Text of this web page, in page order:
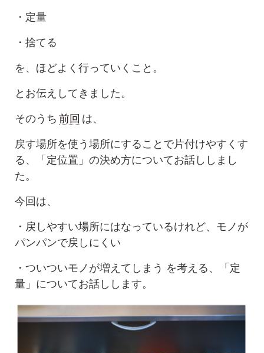
・定量
・捨てる
を、ほどよく行っていくこと。
とお伝えしてきました。
そのうち 前回 は、
戻す場所を使う場所にすることで片付けやすくす
る、「定位置」の決め方についてお話ししまし
た。
今回は、
・戻しやすい場所にはなっているけれど、モノが
パンパンで戻しにくい
・ついついモノが増えてしまう を考える、「定
量」についてお話しします。